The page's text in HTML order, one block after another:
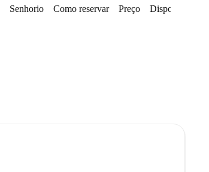
Senhorio Como reservar Preço Disponibilidades